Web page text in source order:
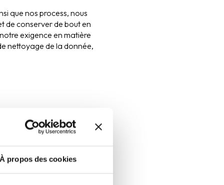
À propos des cookies
que nos process, nous
de conserver de bout en
exigence en matière
nettoyage de la donnée,